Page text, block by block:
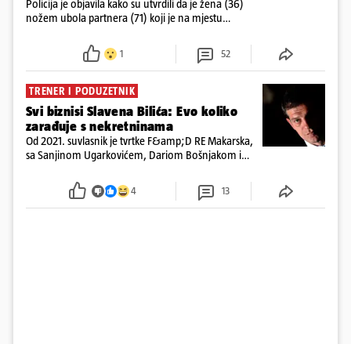
Policija je objavila kako su utvrdili da je žena (36)
nožem ubola partnera (71) koji je na mjestu
ispitali i poslali u istražni zatvor
1 52
TRENER I PODUZETNIK
Svi biznisi Slavena Bilića: Evo koliko
zarađuje s nekretninama
Od 2021. suvlasnik je tvrtke F&amp;D RE Makarska,
sa Sanjinom Ugarkovićem, Dariom Bošnjakom i
poslovanje nekretninama, a od osnutka nema
zaposlenih
4 13